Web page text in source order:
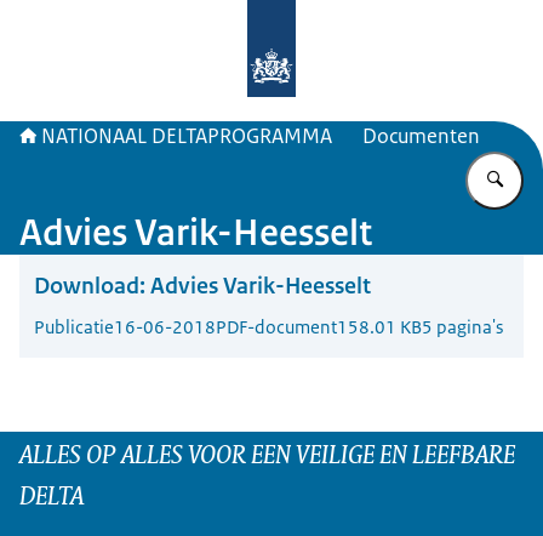
NATIONAAL DELTAPROGRAMMA Documenten
Advies Varik-Heesselt
Download: Advies Varik-Heesselt
Publicatie16-06-2018PDF-document158.01 KB5 pagina's
ALLES OP ALLES VOOR EEN VEILIGE EN LEEFBARE
DELTA